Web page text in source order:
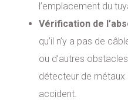
l’emplacement du
Vérification de
qu’il n’y a pas de
ou d’autres
détecteur de
accident.